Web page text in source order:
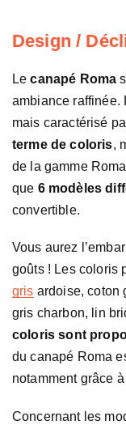
Design /
Lecanapé Roma
ambiance raffinée.
mais caractérisé
terme de coloris,
de la gamme
que 6 modèles
convertible.
Vous aurez
goûts ! Les coloris
gris ardoise, coton
gris charbon, lin
coloris sont
du canapé Roma
notamment grâce
Concernant les